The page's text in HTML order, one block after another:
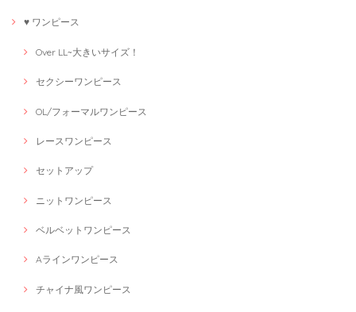
♥ ワンピース
Over LL~大きいサイズ！
セクシーワンピース
OL/フォーマルワンピース
レースワンピース
セットアップ
ニットワンピース
ベルベットワンピース
Aラインワンピース
チャイナ風ワンピース